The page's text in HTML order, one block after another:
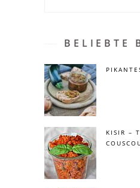
BELIEBTE
KISIR –